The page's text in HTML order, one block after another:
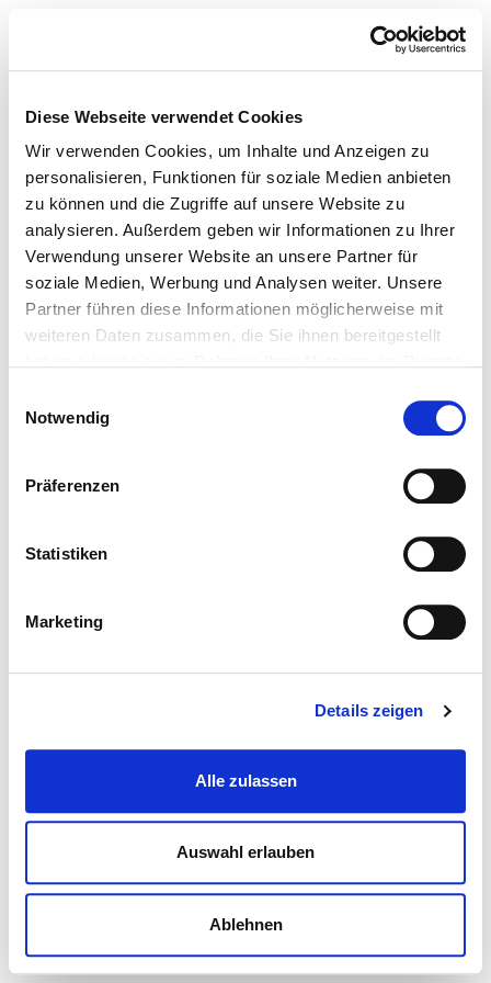
Diese Webseite verwendet Cookies
Wir verwenden Cookies, um Inhalte und Anzeigen zu
personalisieren, Funktionen für soziale Medien anbieten
zu können und die Zugriffe auf unsere Website zu
analysieren. Außerdem geben wir Informationen zu Ihrer
Verwendung unserer Website an unsere Partner für
soziale Medien, Werbung und Analysen weiter. Unsere
Partner führen diese Informationen möglicherweise mit
weiteren Daten zusammen, die Sie ihnen bereitgestellt
Notwendig
Präferenzen
Statistiken
Marketing
Details zeigen
Alle zulassen
Auswahl erlauben
Ablehnen